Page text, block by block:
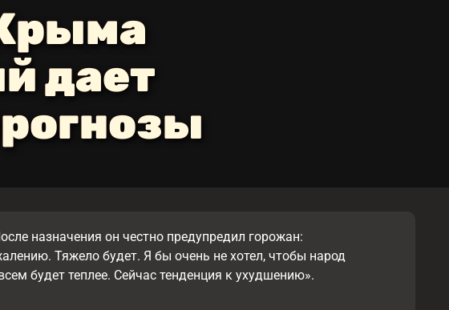
дает
назначения он честно предупредил горожан:
Тяжело будет. Я бы очень не хотел, чтобы народ
будет теплее. Сейчас тенденция к ухудшению».